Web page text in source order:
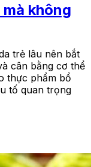
không
trẻ lâu nên bắt
cân bằng cơ thể
thực phẩm bổ
tố quan trọng